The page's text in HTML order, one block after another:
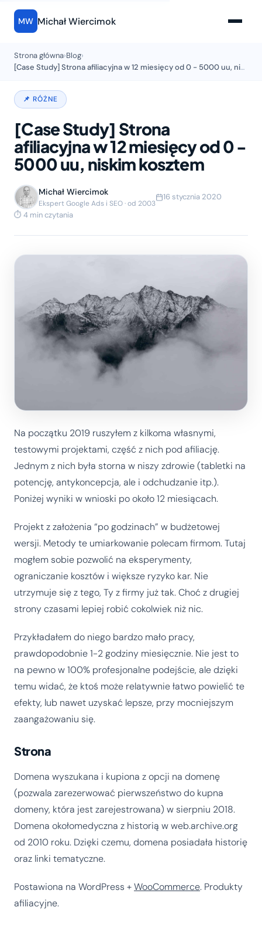
MW Michał Wiercimok
Strona główna›Blog›
[Case Study] Strona afiliacyjna w 12 miesięcy od 0 - 5000 uu, niskim kosztem
📌 RÓŻNE
[Case Study] Strona
afiliacyjna w 12 miesięcy od 0 -
5000 uu, niskim kosztem
Michał Wiercimok
Ekspert Google Ads i SEO · od 2003
16 stycznia 2020
⏱ 4 min czytania
Na początku 2019 ruszyłem z kilkoma własnymi,
testowymi projektami, część z nich pod afiliację.
Jednym z nich była storna w niszy zdrowie (tabletki na
potencję, antykoncepcja, ale i odchudzanie itp.).
Poniżej wyniki w wnioski po około 12 miesiącach.
Projekt z założenia “po godzinach” w budżetowej
wersji. Metody te umiarkowanie polecam firmom. Tutaj
mogłem sobie pozwolić na eksperymenty,
ograniczanie kosztów i większe ryzyko kar. Nie
utrzymuje się z tego, Ty z firmy już tak. Choć z drugiej
strony czasami lepiej robić cokolwiek niż nic.
Przykładałem do niego bardzo mało pracy,
prawdopodobnie 1-2 godziny miesięcznie. Nie jest to
na pewno w 100% profesjonalne podejście, ale dzięki
temu widać, że ktoś może relatywnie łatwo powielić te
efekty, lub nawet uzyskać lepsze, przy mocniejszym
zaangażowaniu się.
Strona
Domena wyszukana i kupiona z opcji na domenę
(pozwala zarezerwować pierwszeństwo do kupna
domeny, która jest zarejestrowana) w sierpniu 2018.
Domena okołomedyczna z historią w web.archive.org
od 2010 roku. Dzięki czemu, domena posiadała historię
oraz linki tematyczne.
Postawiona na WordPress +WooCommerce. Produkty
afiliacyjne.